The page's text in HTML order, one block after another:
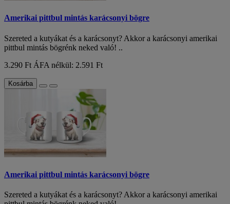
Amerikai pittbul mintás karácsonyi bögre
Szereted a kutyákat és a karácsonyt? Akkor a karácsonyi amerikai
pittbul mintás bögrénk neked való! ..
3.290 Ft ÁFA nélkül: 2.591 Ft
Kosárba
Amerikai pittbul mintás karácsonyi bögre
Szereted a kutyákat és a karácsonyt? Akkor a karácsonyi amerikai